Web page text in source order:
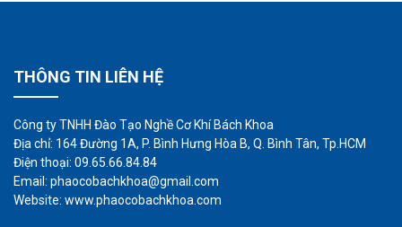
THÔNG TIN LIÊN HỆ
Công ty TNHH Đào Tạo Nghề Cơ Khí Bách Khoa
Địa chỉ: 164 Đường 1A, P. Bình Hưng Hòa B, Q. Bình Tân, Tp.HCM
Điện thoại: 09.65.66.84.84
Email: phaocobachkhoa@gmail.com
Website: www.phaocobachkhoa.com